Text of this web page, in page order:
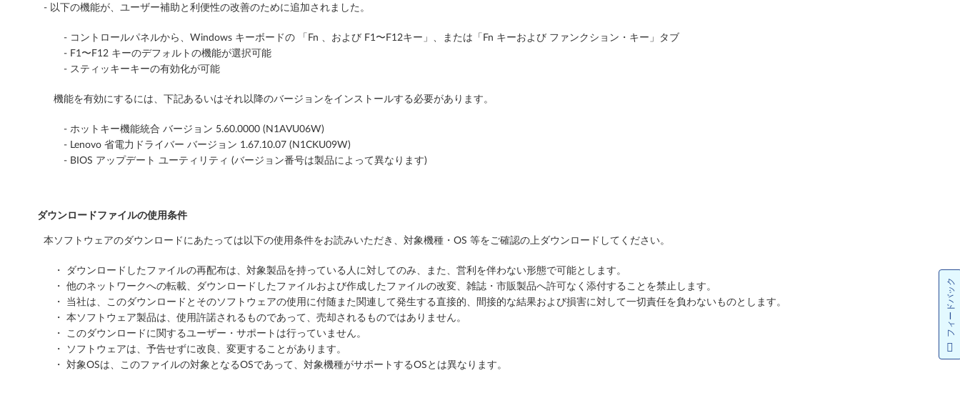
a
- 以下の機能が、ユーザー補助と利便性の改善のために追加されました。
- コントロールパネルから、Windows キーボードの 「Fn 、および F1〜F12キー」、または「Fn キーおよび ファンクション・キー」タブ
- F1〜F12 キーのデフォルトの機能が選択可能
- スティッキーキーの有効化が可能
機能を有効にするには、下記あるいはそれ以降のバージョンをインストールする必要があります。
- ホットキー機能統合 バージョン 5.60.0000 (N1AVU06W)
- Lenovo 省電力ドライバー バージョン 1.67.10.07 (N1CKU09W)
- BIOS アップデート ユーティリティ (バージョン番号は製品によって異なります)
ダウンロードファイルの使用条件
本ソフトウェアのダウンロードにあたっては以下の使用条件をお読みいただき、対象機種・OS 等をご確認の上ダウンロードしてください。
・ ダウンロードしたファイルの再配布は、対象製品を持っている人に対してのみ、また、営利を伴わない形態で可能とします。
・ 他のネットワークへの転載、ダウンロードしたファイルおよび作成したファイルの改変、雑誌・市販製品へ許可なく添付することを禁止します。
・ 当社は、このダウンロードとそのソフトウェアの使用に付随また関連して発生する直接的、間接的な結果および損害に対して一切責任を負わないものとします。
・ 本ソフトウェア製品は、使用許諾されるものであって、売却されるものではありません。
・ このダウンロードに関するユーザー・サポートは行っていません。
・ ソフトウェアは、予告せずに改良、変更することがあります。
・ 対象OSは、このファイルの対象となるOSであって、対象機種がサポートするOSとは異なります。
フィードバック